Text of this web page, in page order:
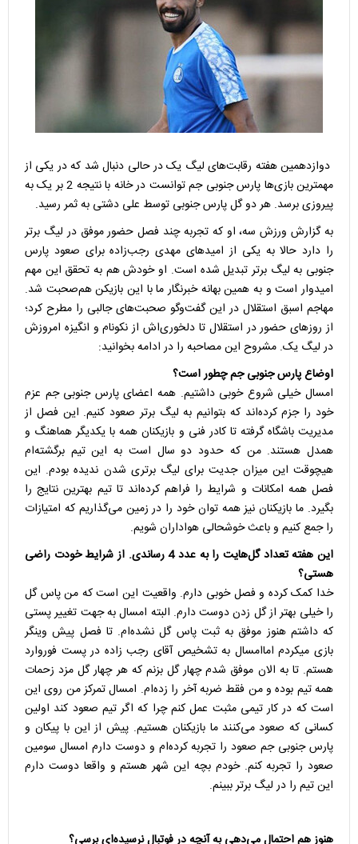
دوازدهمین هفته رقابت‌های لیگ یک در حالی دنبال شد که در یکی از
مهمترین بازی‌ها پارس جنوبی جم توانست در خانه با نتیجه 2 بر یک به
پیروزی برسد. هر دو گل پارس جنوبی توسط علی دشتی به ثمر رسید.
به گزارش ورزش سه، او که تجربه چند فصل حضور موفق در لیگ برتر
را دارد حالا به یکی از امیدهای مهدی رجب‌زاده برای صعود پارس
جنوبی به لیگ برتر تبدیل شده است. او خودش هم به تحقق این مهم
امیدوار است و به همین بهانه خبرنگار ما با این بازیکن هم‌صحبت شد.
مهاجم اسبق استقلال در این گفت‌وگو صحبت‌های جالبی را مطرح کرد؛
از روزهای حضور در استقلال تا دلخوری‌اش از نکونام و انگیزه امروزش
در لیگ یک. مشروح این مصاحبه را در ادامه بخوانید:
اوضاع پارس جنوبی جم چطور است؟
امسال خیلی شروع خوبی داشتیم. همه اعضای پارس جنوبی جم عزم
خود را جزم کرده‌اند که بتوانیم به لیگ برتر صعود کنیم. این فصل از
مدیریت باشگاه گرفته تا کادر فنی و بازیکنان همه با یکدیگر هماهنگ و
همدل هستند. من که حدود دو سال است به این تیم برگشته‌ام
هیچوقت این میزان جدیت برای لیگ برتری شدن ندیده بودم. این
فصل همه امکانات و شرایط را فراهم کرده‌اند تا تیم بهترین نتایج را
بگیرد. ما بازیکنان نیز همه توان خود را در زمین می‌گذاریم که امتیازات
را جمع کنیم و باعث خوشحالی هواداران شویم.
این هفته تعداد گل‌هایت را به عدد 4 رساندی. از شرایط خودت راضی
هستی؟
خدا کمک کرده و فصل خوبی دارم. واقعیت این است که من پاس گل
را خیلی بهتر از گل زدن دوست دارم. البته امسال به جهت تغییر پستی
که داشتم هنوز موفق به ثبت پاس گل نشده‌ام. تا فصل پیش وینگر
بازی میکردم اماامسال به تشخیص آقای رجب زاده در پست فوروارد
هستم. تا به الان موفق شدم چهار گل بزنم که هر چهار گل مزد زحمات
همه تیم بوده و من فقط ضربه آخر را زده‌ام. امسال تمرکز من روی این
است که در کار تیمی مثبت عمل کنم چرا که اگر تیم صعود کند اولین
کسانی که صعود می‌کنند ما بازیکنان هستیم. پیش از این با پیکان و
پارس جنوبی جم صعود را تجربه کرده‌ام و دوست دارم امسال سومین
صعود را تجربه کنم. خودم بچه این شهر هستم و واقعا دوست دارم
این تیم را در لیگ برتر ببینم.